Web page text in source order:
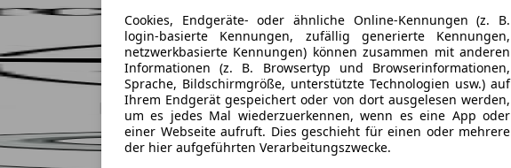
Cookies, Endgeräte- oder ähnliche Online-Kennungen (z. B.
login-basierte Kennungen, zufällig generierte Kennungen,
netzwerkbasierte Kennungen) können zusammen mit anderen
Informationen (z. B. Browsertyp und Browserinformationen,
Sprache, Bildschirmgröße, unterstützte Technologien usw.) auf
Ihrem Endgerät gespeichert oder von dort ausgelesen werden,
um es jedes Mal wiederzuerkennen, wenn es eine App oder
einer Webseite aufruft. Dies geschieht für einen oder mehrere
der hier aufgeführten Verarbeitungszwecke.